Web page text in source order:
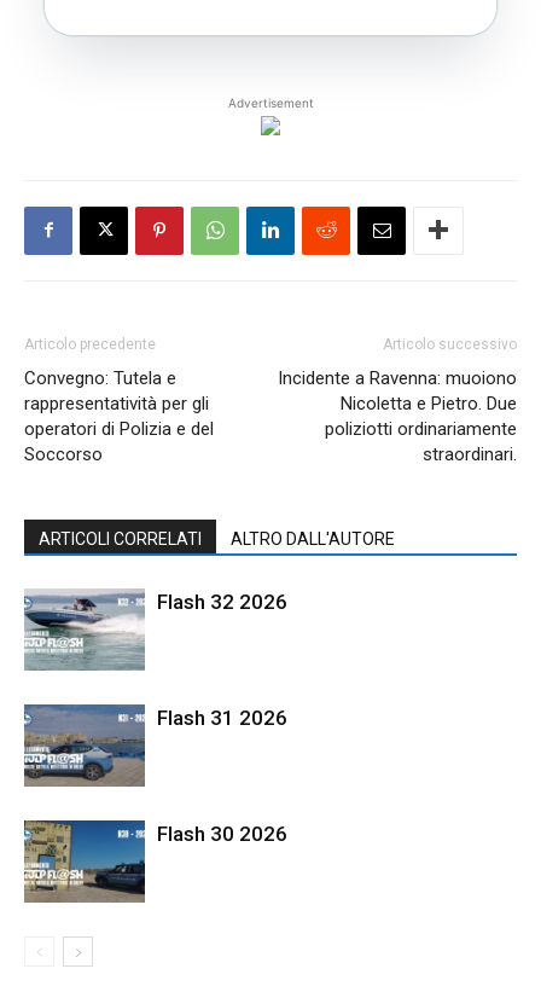
Advertisement
Articolo precedente
Convegno: Tutela e
rappresentatività per gli
operatori di Polizia e del
Soccorso
Articolo successivo
Incidente a Ravenna: muoiono
Nicoletta e Pietro. Due
poliziotti ordinariamente
straordinari.
ARTICOLI CORRELATI ALTRO DALL'AUTORE
Flash 32 2026
Flash 31 2026
Flash 30 2026